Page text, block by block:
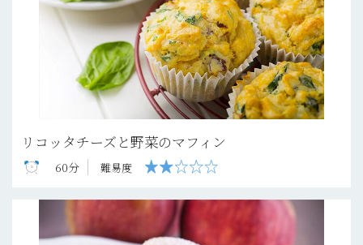
リコッタチーズと野菜のマフィン
60分 難易度